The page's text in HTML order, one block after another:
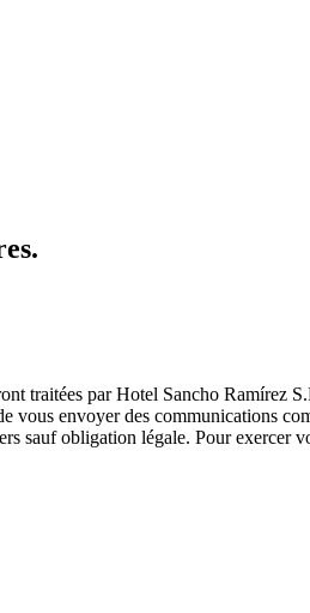
traitées par Hotel Sancho Ramírez
envoyer des communications
sauf obligation légale. Pour